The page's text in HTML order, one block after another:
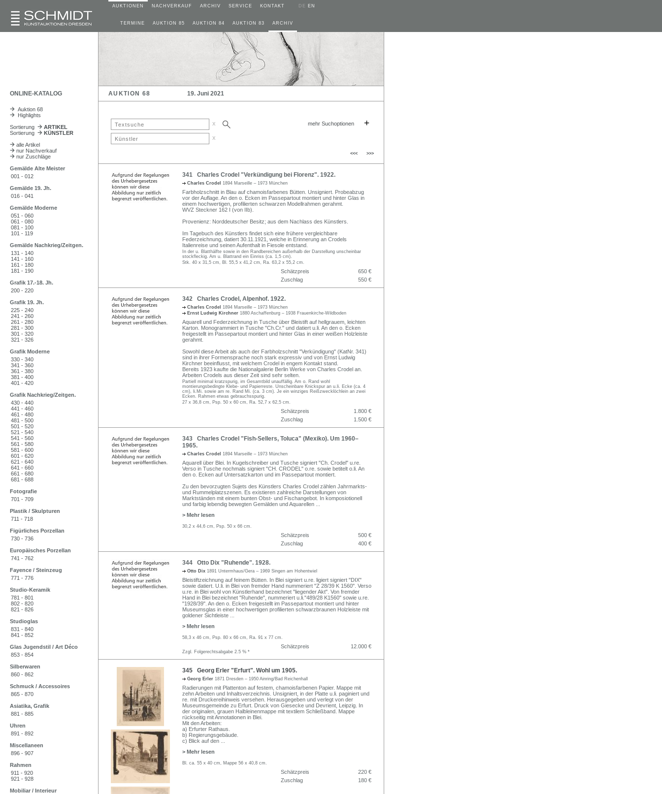
AUKTIONEN NACHVERKAUF ARCHIV SERVICE KONTAKT DE EN
TERMINE AUKTION 85 AUKTION 84 AUKTION 83 ARCHIV
ONLINE-KATALOG AUKTION 68 19. Juni 2021
Auktion 68
Highlights
Sortierung
ARTIKEL
Sortierung
KÜNSTLER
alle Artikel
nur Nachverkauf
nur Zuschläge
Gemälde Alte Meister
001 - 012
Gemälde 19. Jh.
016 - 041
Gemälde Moderne
051 - 060
061 - 080
081 - 100
101 - 119
Gemälde Nachkrieg/Zeitgen.
131 - 140
141 - 160
161 - 180
181 - 190
Grafik 17.-18. Jh.
200 - 220
Grafik 19. Jh.
225 - 240
241 - 260
261 - 280
281 - 300
301 - 320
321 - 326
Grafik Moderne
330 - 340
341 - 360
361 - 380
381 - 400
401 - 420
Grafik Nachkrieg/Zeitgen.
430 - 440
441 - 460
461 - 480
481 - 500
501 - 520
521 - 540
541 - 560
561 - 580
581 - 600
601 - 620
621 - 640
641 - 660
661 - 680
681 - 688
Fotografie
701 - 709
Plastik / Skulpturen
711 - 718
Figürliches Porzellan
730 - 736
Europäisches Porzellan
741 - 762
Fayence / Steinzeug
771 - 776
Studio-Keramik
781 - 801
802 - 820
821 - 826
Studioglas
831 - 840
841 - 852
Glas Jugendstil / Art Déco
853 - 854
Silberwaren
860 - 862
Schmuck / Accessoires
865 - 870
Asiatika, Grafik
881 - 885
Uhren
891 - 892
Miscellaneen
896 - 907
Rahmen
911 - 920
921 - 928
Mobiliar / Interieur
x mehr Suchoptionen +
x
<<< >>>
341 Charles Crodel "Verkündigung bei Florenz". 1922.
Charles Crodel 1894 Marseille – 1973 München
Farbholzschnitt in Blau auf chamoisfarbenes Bütten. Unsigniert. Probeabzug
vor der Auflage. An den o. Ecken im Passepartout montiert und hinter Glas in
einem hochwertigen, profilierten schwarzen Modellrahmen gerahmt.
WVZ Steckner 162 I (von IIb).
Provenienz: Norddeutscher Besitz; aus dem Nachlass des Künstlers.
Im Tagebuch des Künstlers findet sich eine frühere vergleichbare
Federzeichnung, datiert 30.11.1921, welche in Erinnerung an Crodels
Italienreise und seinen Aufenthalt in Fiesole entstand.
In der u. Blatthälfte sowie in den Randbereichen außerhalb der Darstellung unscheinbar
stockfleckig. Am u. Blattrand ein Einriss (ca. 1,5 cm).
Stk. 40 x 31,5 cm, Bl. 55,5 x 41,2 cm, Ra. 63,2 x 55,2 cm.
Schätzpreis
650 €
Zuschlag
550 €
342 Charles Crodel, Alpenhof. 1922.
Charles Crodel 1894 Marseille – 1973 München
Ernst Ludwig Kirchner 1880 Aschaffenburg – 1938 Frauenkirche-Wildboden
Aquarell und Federzeichnung in Tusche über Bleistift auf hellgrauem, leichten
Karton. Monogrammiert in Tusche "Ch.Cr." und datiert u.li. An den o. Ecken
freigestellt im Passepartout montiert und hinter Glas in einer weißen Holzleiste
gerahmt.
Sowohl diese Arbeit als auch der Farbholzschnitt "Verkündigung" (KatNr. 341)
sind in ihrer Formensprache noch stark expressiv und von Ernst Ludwig
Kirchner beeinflusst, mit welchem Crodel in engem Kontakt stand.
Bereits 1923 kaufte die Nationalgalerie Berlin Werke von Charles Crodel an.
Arbeiten Crodels aus dieser Zeit sind sehr selten.
Partiell minimal kratzspurig, im Gesamtbild unauffällig. Am o. Rand wohl
montierungsbedingte Klebe- und Papierreste. Unscheinbare Knickspur an u.li. Ecke (ca. 4
cm), li.Mi. sowie am re. Rand Mi. (ca. 3 cm). Je ein winziges Reißzwecklöchlein an zwei
Ecken. Rahmen etwas gebrauchsspurig.
27 x 36,8 cm, Psp. 50 x 60 cm, Ra. 52,7 x 62,5 cm.
Schätzpreis
1.800 €
Zuschlag
1.500 €
343 Charles Crodel "Fish-Sellers, Toluca" (Mexiko). Um 1960–
1965.
Charles Crodel 1894 Marseille – 1973 München
Aquarell über Blei. In Kugelschreiber und Tusche signiert "Ch. Crodel" u.re.
Verso in Tusche nochmals signiert "CH. CRODEL" o.re. sowie betitelt o.li. An
den o. Ecken auf Untersatzkarton und im Passepartout montiert.
Zu den bevorzugten Sujets des Künstlers Charles Crodel zählen Jahrmarkts-
und Rummelplatzszenen. Es existieren zahlreiche Darstellungen von
Marktständen mit einem bunten Obst- und Fischangebot. In komposiotionell
und farbig lebendig bewegten Gemälden und Aquarellen
> Mehr lesen
30,2 x 44,6 cm, Psp. 50 x 66 cm.
Schätzpreis
500 €
Zuschlag
400 €
344 Otto Dix "Ruhende". 1928.
Otto Dix 1891 Untermhaus/Gera – 1969 Singen am Hohentwiel
Bleistiftzeichnung auf feinem Bütten. In Blei signiert u.re. ligiert signiert "DIX"
sowie datiert. U.li. in Blei von fremder Hand nummeriert "Z 28/39 K 1560". Verso
u.re. in Blei wohl von Künstlerhand bezeichnet "liegender Akt". Von fremder
Hand in Blei bezeichnet "Ruhende", nummeriert u.li."489/28 K1560" sowie u.re.
"1928/39". An den o. Ecken freigestellt im Passepartout montiert und hinter
Museumsglas in einer hochwertigen profilierten schwarzbraunen Holzleiste mit
goldener Sichtleiste
> Mehr lesen
58,3 x 46 cm, Psp. 80 x 66 cm, Ra. 91 x 77 cm.
Schätzpreis 12.000 €
Zzgl. Folgerechtsabgabe 2.5 % *
345 Georg Erler "Erfurt". Wohl um 1905.
Georg Erler 1871 Dresden – 1950 Ainring/Bad Reichenhall
Radierungen mit Plattenton auf festem, chamoisfarbenen Papier. Mappe mit
zehn Arbeiten und Inhaltsverzeichnis. Unsigniert, in der Platte u.li. paginiert und
re. mit Druckereihinweis versehen. Herausgegeben und verlegt von der
Museumsgemeinde zu Erfurt. Druck von Giesecke und Devrient, Leipzig. In
der originalen, grauen Halbleinenmappe mit textilem Schließband. Mappe
rückseitig mit Annotationen in Blei.
Mit den Arbeiten:
a) Erfurter Rathaus.
b) Regierungsgebäude.
c) Blick auf den
> Mehr lesen
Bl. ca. 55 x 40 cm, Mappe 56 x 40,8 cm.
Schätzpreis
220 €
Zuschlag
180 €